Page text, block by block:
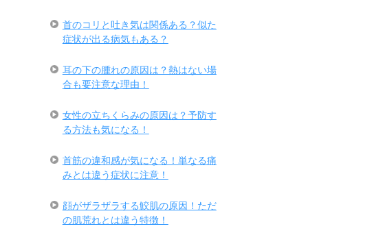
首のコリと吐き気は関係ある？似た
症状が出る病気もある？
耳の下の腫れの原因は？熱はない場
合も要注意な理由！
女性の立ちくらみの原因は？予防す
る方法も気になる！
首筋の違和感が気になる！単なる痛
みとは違う症状に注意！
顔がザラザラする鮫肌の原因！ただ
の肌荒れとは違う特徴！